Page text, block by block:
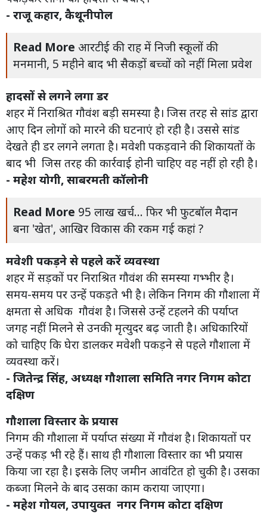
- राजू कहार, कैथूनीपोल
Read More आरटीई की राह में निजी स्कूलों की
मनमानी, 5 महीने बाद भी सैकड़ों बच्चों को नहीं मिला प्रवेश
हादसों से लगने लगा डर
शहर में निराश्रित गौवंश बड़ी समस्या है। जिस तरह से सांड द्वारा
आए दिन लोगों को मारने की घटनाएं हो रही है। उससे सांड
देखते ही डर लगने लगता है। मवेशी पकड़वाने की शिकायतों के
बाद भी जिस तरह की कार्रवाई होनी चाहिए वह नहीं हो रही है।
- महेश योगी, साबरमती कॉलोनी
Read More 95 लाख खर्च... फिर भी फुटबॉल मैदान
बना 'खेत', आखिर विकास की रकम गई कहां ?
मवेशी पकड़ने से पहले करें व्यवस्था
शहर में सड़कों पर निराश्रित गौवंश की समस्या गभ्भीर है।
समय-समय पर उन्हें पकड़ते भी है। लेकिन निगम की गौशाला में
क्षमता से अधिक गौवंश है। जिससे उन्हें टहलने की पर्याप्त
जगह नहीं मिलने से उनकी मृत्युदर बढ़ जाती है। अधिकारियों
को चाहिए कि घेरा डालकर मवेशी पकड़ने से पहले गौशाला में
व्यवस्था करें।
- जितेन्द्र सिंह, अध्यक्ष गौशाला समिति नगर निगम कोटा
दक्षिण
गौशाला विस्तार के प्रयास
निगम की गौशाला में पर्याप्त संख्या में गौवंश है। शिकायतों पर
उन्हें पकड़ भी रहे हैं। साथ ही गौशाला विस्तार का भी प्रयास
किया जा रहा है। इसके लिए जमीन आवंटित हो चुकी है। उसका
कब्जा मिलने के बाद उसका काम कराया जाएगा।
- महेश गोयल, उपायुक्त नगर निगम कोटा दक्षिण